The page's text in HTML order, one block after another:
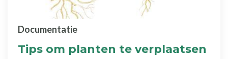
Tips om planten te verplaatsen
Documentatie